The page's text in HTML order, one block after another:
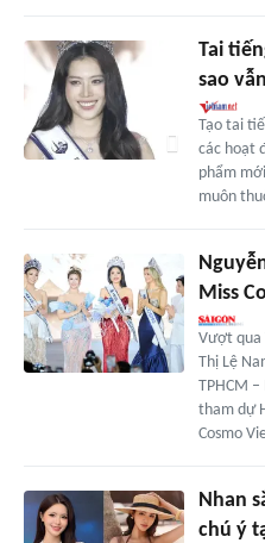
Tai
sao
Tạo tai
các hoạt
phẩm
muôn
Miss
Vượt qua
Thị Lệ
TPHCM –
tham dự
Cosmo
Nhan
chú ý